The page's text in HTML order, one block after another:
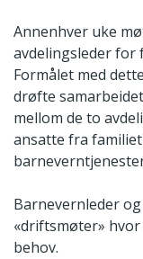
Annenhver uke
avdelingsleder for
Formålet med
drøfte
mellom de to
ansatte fra
Barnevernleder
«driftsmøter»
behov.